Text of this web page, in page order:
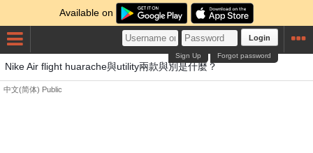
Available on
Login
Forgot password
Sign Up
Nike Air flight huarache與utility兩款與別是什麼？
中文(简体) Public